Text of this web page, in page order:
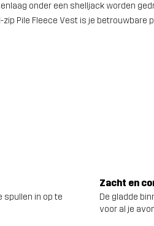
onder een shelljack worden
zip Pile Fleece Vest is je
spullen in op te
Zacht en
De gladde
voor al je